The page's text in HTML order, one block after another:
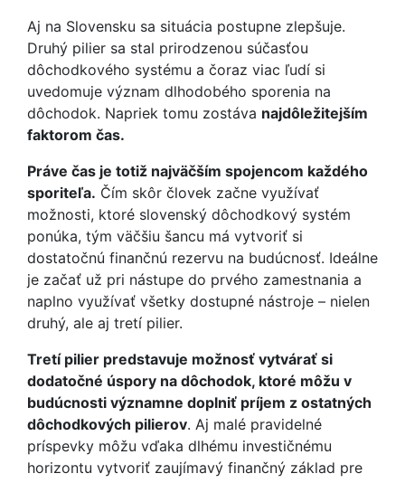
Aj na Slovensku sa situácia postupne zlepšuje.
Druhý pilier sa stal prirodzenou súčasťou
dôchodkového systému a čoraz viac ľudí si
uvedomuje význam dlhodobého sporenia na
dôchodok. Napriek tomu zostáva najdôležitejším
faktorom čas.
Práve čas je totiž najväčším spojencom každého
sporiteľa. Čím skôr človek začne využívať
možnosti, ktoré slovenský dôchodkový systém
ponúka, tým väčšiu šancu má vytvoriť si
dostatočnú finančnú rezervu na budúcnosť. Ideálne
je začať už pri nástupe do prvého zamestnania a
naplno využívať všetky dostupné nástroje – nielen
druhý, ale aj tretí pilier.
Tretí pilier predstavuje možnosť vytvárať si
dodatočné úspory na dôchodok, ktoré môžu v
budúcnosti významne doplniť príjem z ostatných
dôchodkových pilierov. Aj malé pravidelné
príspevky môžu vďaka dlhému investičnému
horizontu vytvoriť zaujímavý finančný základ pre